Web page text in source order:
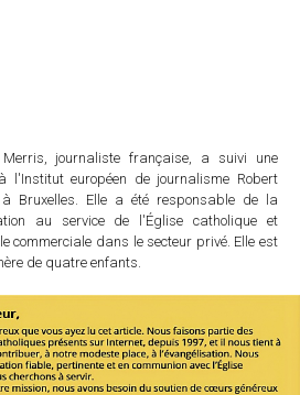
journaliste française, a suivi une
l'Institut européen de journalisme Robert
à Bruxelles. Elle a été responsable de la
au service de l'Église catholique et
commerciale dans le secteur privé. Elle est
de quatre enfants.